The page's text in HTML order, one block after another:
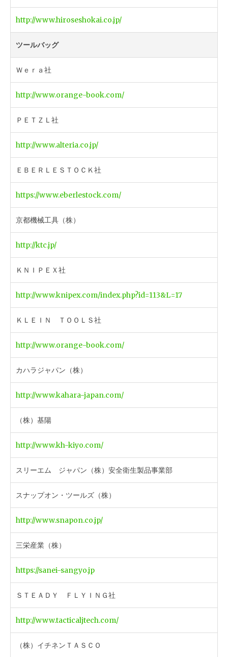
http://www.hiroseshokai.co.jp/
ツールバッグ
Ｗｅｒａ社
http://www.orange-book.com/
ＰＥＴＺＬ社
http://www.alteria.co.jp/
ＥＢＥＲＬＥＳＴＯＣＫ社
https://www.eberlestock.com/
京都機械工具（株）
http://ktc.jp/
ＫＮＩＰＥＸ社
http://www.knipex.com/index.php?id=113&L=17
ＫＬＥＩＮ ＴＯＯＬＳ社
http://www.orange-book.com/
カハラジャパン（株）
http://www.kahara-japan.com/
（株）基陽
http://www.kh-kiyo.com/
スリーエム ジャパン（株）安全衛生製品事業部
スナップオン・ツールズ（株）
http://www.snapon.co.jp/
三栄産業（株）
https://sanei-sangyo.jp
ＳＴＥＡＤＹ ＦＬＹＩＮＧ社
http://www.tacticaljtech.com/
（株）イチネンＴＡＳＣＯ